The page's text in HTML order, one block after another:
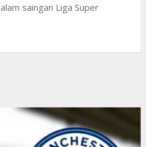
saingan Liga Super